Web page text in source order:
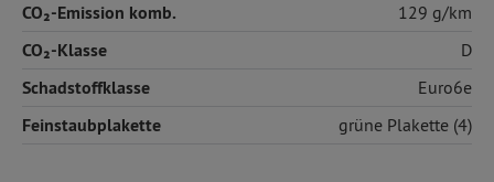
CO₂-Emission komb. 129 g/km
CO₂-Klasse D
Schadstoffklasse Euro6e
Feinstaubplakette grüne Plakette (4)